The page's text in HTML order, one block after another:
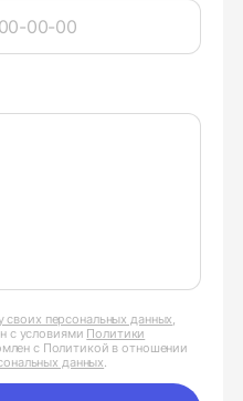
своих персональных данных,
с условиями Политики
с Политикой в отношении
данных.